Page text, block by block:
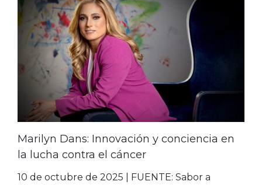
Marilyn Dans: Innovación y conciencia en
la lucha contra el cáncer
10 de octubre de 2025
FUENTE: Sabor a